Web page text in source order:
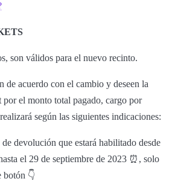
son válidos para el nuevo recinto.
de acuerdo con el cambio y deseen la
el monto total pagado, cargo por
según las siguientes indicaciones:
devolución que estará habilitado desde
el 29 de septiembre de 2023 ⏰, solo
botón 👇